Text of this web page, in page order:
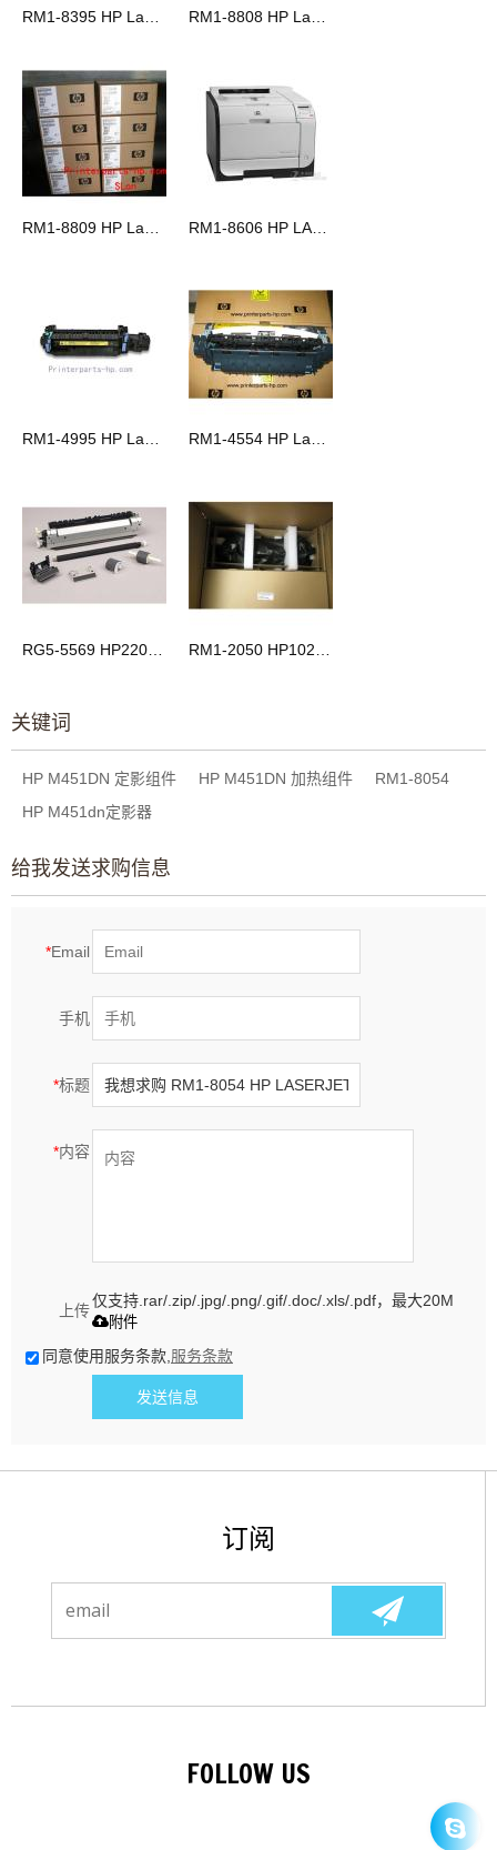
RM1-8395 HP LaserJet M601/M602/M603 定影组件 110V RM1-8808 HP LaserjetM 401d M401dn M425dn 定影组件
RM1-8809 HP LaserjetM 401d M401dn M425dn 定影组件 RM1-8606 HP LASERJET PRO 400 COLOR M451DW 加热组件
RM1-4995 HP LaserJet CP3525/CM3530/M551 加热组件 RM1-4554 HP LaserJet P4014/P4015/P4515 加热组件
RG5-5569 HP2200定影组件 HP2200加热组件 RM1-2050 HP1022定影组件 HP3050加热组件
关键词
HP M451DN 定影组件 HP M451DN 加热组件
RM1-8054
HP M451dn定影器
给我发送求购信息
*Email
手机
*标题
*内容
上传
仅支持.rar/.zip/.jpg/.png/.gif/.doc/.xls/.pdf，最大20M
附件
同意使用服务条款,服务条款
发送信息
订阅
FOLLOW US